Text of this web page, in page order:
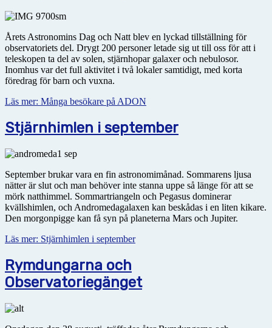
Årets Astronomins Dag och Natt blev en lyckad tillställning för
observatoriets del. Drygt 200 personer letade sig ut till oss för att i
teleskopen ta del av solen, stjärnhopar galaxer och nebulosor.
Inomhus var det full aktivitet i två lokaler samtidigt, med korta
föredrag för barn och vuxna.
Läs mer: Många besökare på ADON
Stjärnhimlen i september
September brukar vara en fin astronomimånad. Sommarens ljusa
nätter är slut och man behöver inte stanna uppe så länge för att se
mörk natthimmel. Sommartriangeln och Pegasus dominerar
kvällshimlen, och Andromedagalaxen kan beskådas i en liten kikare.
Den morgonpigge kan få syn på planeterna Mars och Jupiter.
Läs mer: Stjärnhimlen i september
Rymdungarna och
Observatoriegänget